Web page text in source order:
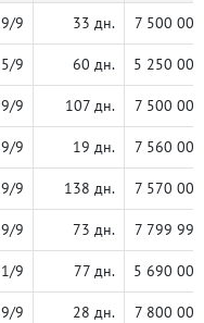
9/9 33 дн. 7 500 000
5/9 60 дн. 5 250 000
9/9 107 дн. 7 500 000
9/9 19 дн. 7 560 000
9/9 138 дн. 7 570 000
9/9 73 дн. 7 799 999
1/9 77 дн. 5 690 000
9/9 28 дн. 7 800 000